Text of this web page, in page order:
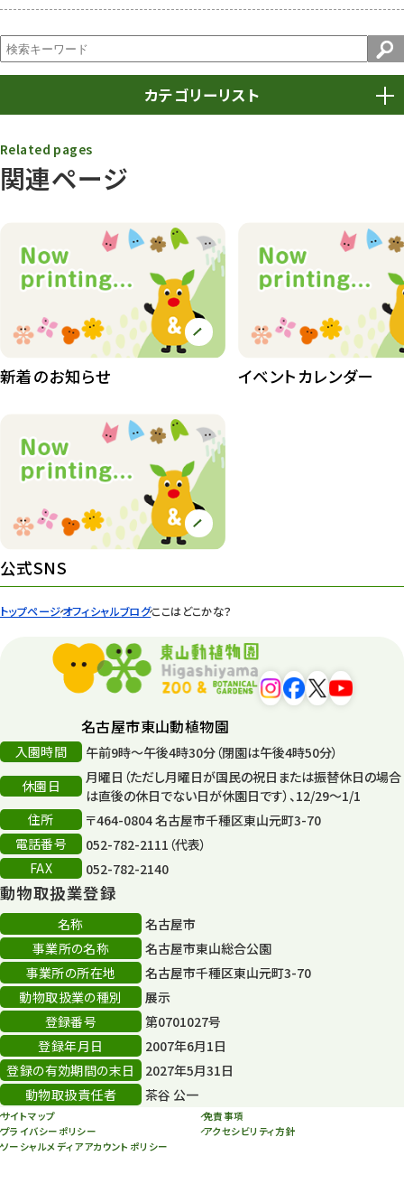
トップページオフィシャルブログここはどこかな？
カテゴリーリスト
動物園
動物園その他 117
植物園 510
植物たち 407
植物園長の庭
桜情報
紅葉情報
ズーボ
イベント
平和公園
森のとこやさん
再生
再生フォーラム
80周年
その他
その他イベント
スカイタワー
年末年始のイベント
秋まつり
関連ページ
Related pages
新着のお知らせ イベントカレンダー
公式SNS
名古屋市東山動植物園
入園時間
午前9時～午後4時30分（閉園は午後4時50分）
休園日
月曜日（ただし月曜日が国民の祝日または振替休日の場合
は直後の休日でない日が休園日です）、12/29～1/1
住所
〒464-0804 名古屋市千種区東山元町3-70
電話番号
052-782-2111（代表）
FAX
052-782-2140
動物取扱業登録
名称
名古屋市
事業所の名称
名古屋市東山総合公園
事業所の所在地
名古屋市千種区東山元町3-70
動物取扱業の種別
展示
登録番号
第0701027号
登録年月日
2007年6月1日
登録の有効期間の末日
2027年5月31日
動物取扱責任者
茶谷 公一
サイトマップ
免責事項
プライバシーポリシー
アクセシビリティ方針
ソーシャルメディアアカウントポリシー